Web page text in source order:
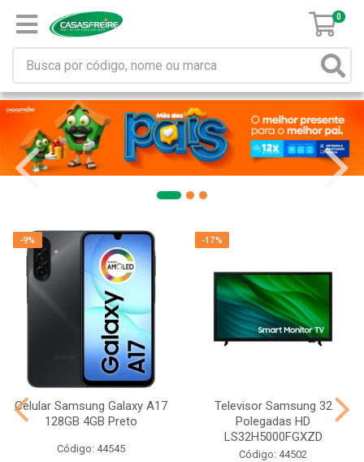
0
-9%
Celular Samsung Galaxy A17
128GB 4GB Preto
Código: 44545
-17%
Televisor Samsung 32
Polegadas HD
LS32H5000FGXZD
Código: 44502